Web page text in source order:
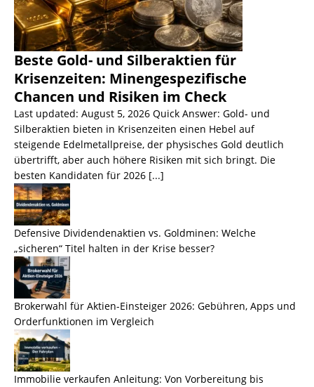
Beste Gold- und Silberaktien für
Krisenzeiten: Minengespezifische
Chancen und Risiken im Check
Last updated: August 5, 2026 Quick Answer: Gold- und
Silberaktien bieten in Krisenzeiten einen Hebel auf
steigende Edelmetallpreise, der physisches Gold deutlich
übertrifft, aber auch höhere Risiken mit sich bringt. Die
besten Kandidaten für 2026 [...]
Defensive Dividendenaktien vs. Goldminen: Welche
„sicheren“ Titel halten in der Krise besser?
Brokerwahl für Aktien-Einsteiger 2026: Gebühren, Apps und
Orderfunktionen im Vergleich
Immobilie verkaufen Anleitung: Von Vorbereitung bis